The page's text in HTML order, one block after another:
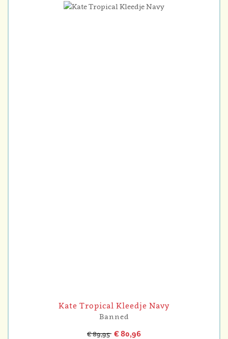
Kate Tropical Kleedje Navy
Banned
€ 89,95 € 80,96